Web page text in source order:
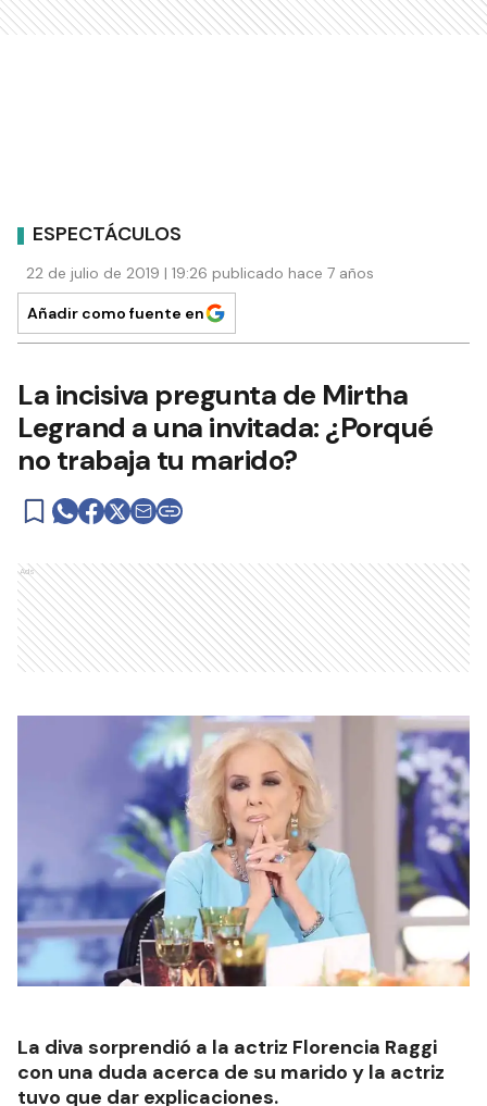
ESPECTÁCULOS
22 de julio de 2019 | 19:26 publicado hace 7 años
Añadir como fuente en
La incisiva pregunta de Mirtha
Legrand a una invitada: ¿Porqué
no trabaja tu marido?
Ads
La diva sorprendió a la actriz Florencia Raggi
con una duda acerca de su marido y la actriz
tuvo que dar explicaciones.